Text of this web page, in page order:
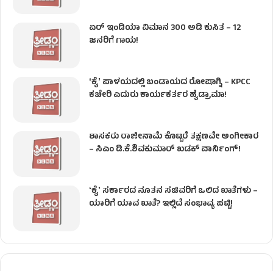
ಏರ್ ಇಂಡಿಯಾ ವಿಮಾನ 300 ಅಡಿ ಕುಸಿತ – 12
ಜನರಿಗೆ ಗಾಯ!
ʻಕೈʼ​ ಪಾಳಯದಲ್ಲಿ ಬಂಡಾಯದ ರೋಷಾಗ್ನಿ – KPCC
ಕಚೇರಿ ಎದುರು ಕಾರ್ಯಕರ್ತರ ಹೈಡ್ರಾಮಾ!
ಶಾಸಕರು ರಾಜೀನಾಮೆ ಕೊಟ್ಟರೆ ತಕ್ಷಣವೇ ಅಂಗೀಕಾರ
– ಸಿಎಂ ಡಿ.ಕೆ.ಶಿವಕುಮಾರ್ ಖಡಕ್ ವಾರ್ನಿಂಗ್!
ʻಕೈʼ ಸರ್ಕಾರದ ನೂತನ ಸಚಿವರಿಗೆ ಒಲಿದ ಖಾತೆಗಳು –
ಯಾರಿಗೆ ಯಾವ ಖಾತೆ? ಇಲ್ಲಿದೆ ಸಂಭಾವ್ಯ ಪಟ್ಟಿ!